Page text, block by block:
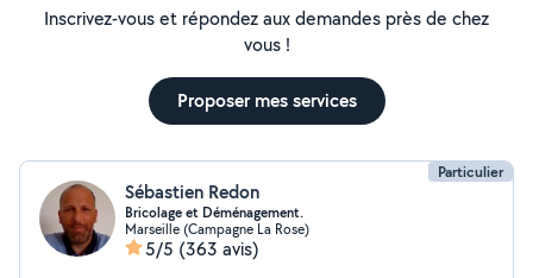
Inscrivez-vous et répondez aux demandes près de chez
vous !
Proposer mes services
Particulier
Sébastien Redon
Bricolage et Déménagement.
Marseille (Campagne La Rose)
5/5 (363 avis)